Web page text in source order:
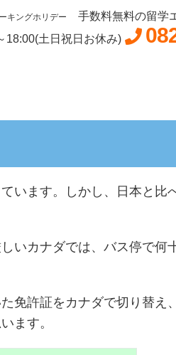
キングホリデー
手数料無料の留学
18:00(土日祝日お休み)
います。しかし、日本と比
いカナダでは、バス停で何
免許証をカナダで切り替え
ます。